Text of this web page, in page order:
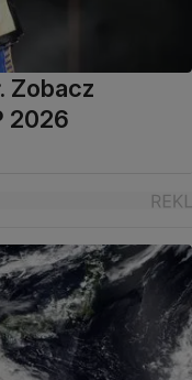
Zobacz
2026